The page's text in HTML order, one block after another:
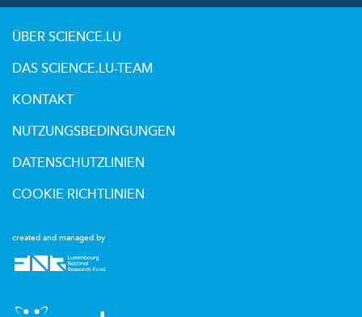
created and managed by
ÜBER SCIENCE.LU
DAS SCIENCE.LU-TEAM
KONTAKT
NUTZUNGSBEDINGUNGEN
DATENSCHUTZLINIEN
COOKIE RICHTLINIEN